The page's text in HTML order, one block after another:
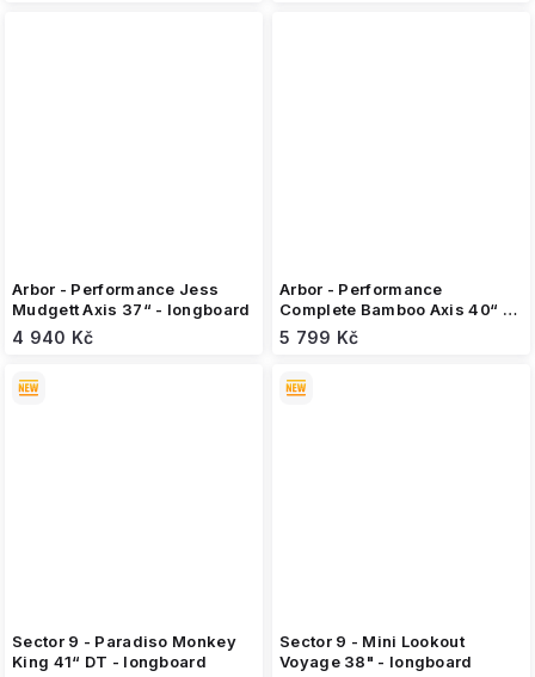
Arbor - Performance Jess
Mudgett Axis 37“ - longboard
4 940 Kč
Arbor - Performance
Complete Bamboo Axis 40“ -
longboard
5 799 Kč
Sector 9 - Paradiso Monkey
King 41“ DT - longboard
Sector 9 - Mini Lookout
Voyage 38" - longboard